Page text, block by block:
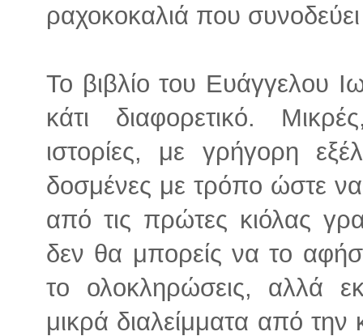
ραχοκοκαλιά που
Το βιβλίο του Ευάγγελου
κάτι διαφορετικό.
ιστορίες, με γρήγορη
δοσμένες με τρόπο ώστε
από τις πρώτες κιόλας
δεν θα μπορείς να το
το ολοκληρώσεις, αλλά
μικρά διαλείμματα από την